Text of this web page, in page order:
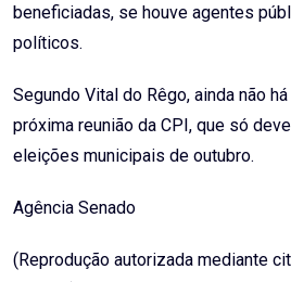
beneficiadas, se houve agentes
políticos.
Segundo Vital do Rêgo, ainda não
próxima reunião da CPI, que só
eleições municipais de outubro.
Agência Senado
(Reprodução autorizada mediante